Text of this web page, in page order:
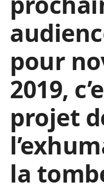
pour
2019,
projet
la